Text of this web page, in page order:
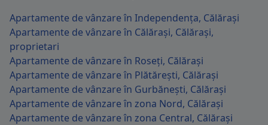
Apartamente de vânzare în Independența, Călărași
Apartamente de vânzare în Călărași, Călărași,
proprietari
Apartamente de vânzare în Roseți, Călărași
Apartamente de vânzare în Plătărești, Călărași
Apartamente de vânzare în Gurbănești, Călărași
Apartamente de vânzare în zona Nord, Călărași
Apartamente de vânzare în zona Central, Călărași